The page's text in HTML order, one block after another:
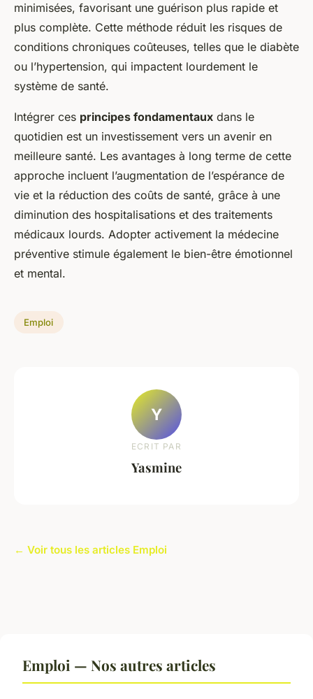
minimisées, favorisant une guérison plus rapide et
plus complète. Cette méthode réduit les risques de
conditions chroniques coûteuses, telles que le diabète
ou l’hypertension, qui impactent lourdement le
système de santé.
Intégrer ces principes fondamentaux dans le
quotidien est un investissement vers un avenir en
meilleure santé. Les avantages à long terme de cette
approche incluent l’augmentation de l’espérance de
vie et la réduction des coûts de santé, grâce à une
diminution des hospitalisations et des traitements
médicaux lourds. Adopter activement la médecine
préventive stimule également le bien-être émotionnel
et mental.
Emploi
Y
ECRIT PAR
Yasmine
← Voir tous les articles Emploi
Emploi — Nos autres articles